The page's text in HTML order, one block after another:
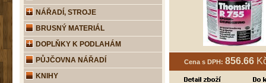
Cena s DPH: 856.66
NÁŘADÍ, STROJE
BRUSNÝ MATERIÁL
DOPLŇKY K PODLAHÁM
PŮJČOVNA NÁŘADÍ
KNIHY